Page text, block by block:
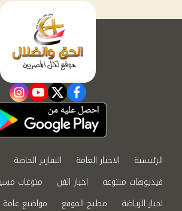
facebook
twitter
youtube
الرئيسية الاخبار العامة التقارير الخاصة
فيديوهات متنوعة
اخبار الفن
منوعات
اخبار الرياضة
مطبخ الموقع مواضيع عامة